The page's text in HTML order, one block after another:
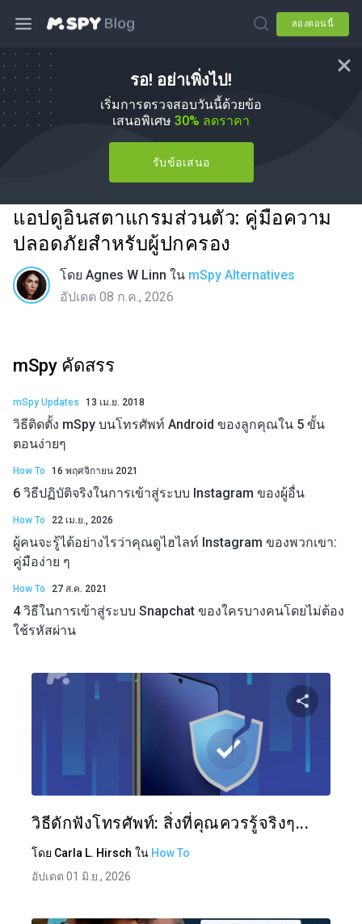
ลองตอนนี้
รอ! อย่าเพิ่งไป!
เริ่มการตรวจสอบวันนี้ด้วยข้อ
เสนอพิเศษ 30% ลดราคา
รับข้อเสนอ
แอปดูอินสตาแกรมส่วนตัว: คู่มือความ
ปลอดภัยสำหรับผู้ปกครอง
โดย Agnes W Linn ใน mSpy Alternatives
อัปเดต 08 ก.ค., 2026
mSpy คัดสรร
mSpy Updates 13 เม.ย. 2018
วิธีติดตั้ง mSpy บนโทรศัพท์ Android ของลูกคุณใน 5 ขั้น
ตอนง่ายๆ
How To 16 พฤศจิกายน 2021
6 วิธีปฏิบัติจริงในการเข้าสู่ระบบ Instagram ของผู้อื่น
How To 22 เม.ย., 2026
ผู้คนจะรู้ได้อย่างไรว่าคุณดูไฮไลท์ Instagram ของพวกเขา:
คู่มือง่าย ๆ
How To 27 ส.ค. 2021
4 วิธีในการเข้าสู่ระบบ Snapchat ของใครบางคนโดยไม่ต้อง
ใช้รหัสผ่าน
วิธีดักฟังโทรศัพท์: สิ่งที่คุณควรรู้จริงๆ...
โดย Carla L. Hirsch ใน How To
อัปเดต 01 มิ.ย., 2026